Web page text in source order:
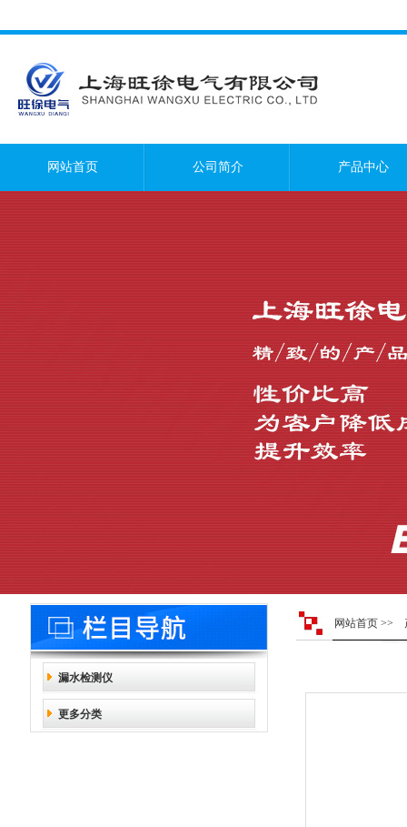
网站首页 公司简介 产品中心
漏水检测仪
更多分类
网站首页 >>